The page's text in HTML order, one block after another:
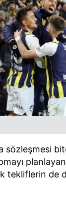
sözleşmesi
tekliflerin de